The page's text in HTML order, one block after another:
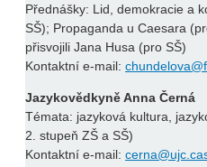
Přednášky: Lid, demokracie a
SŠ); Propaganda u Caesara
přisvojili Jana Husa (pro SŠ)
Kontaktní e-mail:
Jazykovědkyně Anna Černá
Témata: jazyková kultura,
2. stupeň ZŠ a SŠ)
Kontaktní e-mail: